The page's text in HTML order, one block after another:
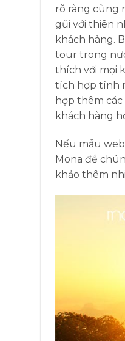
rõ ràng cùng
gũi với thiên
khách hàng.
tour trong
thích với mọi
tích hợp tính
hợp thêm
khách hàng
Nếu mẫu
Mona để
khảo thêm